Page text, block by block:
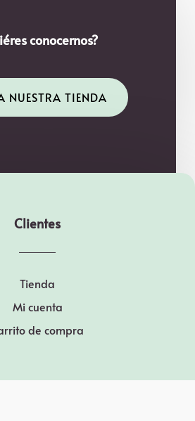
conocernos?
NUESTRA TIENDA
Clientes
Tienda
Mi cuenta
de compra